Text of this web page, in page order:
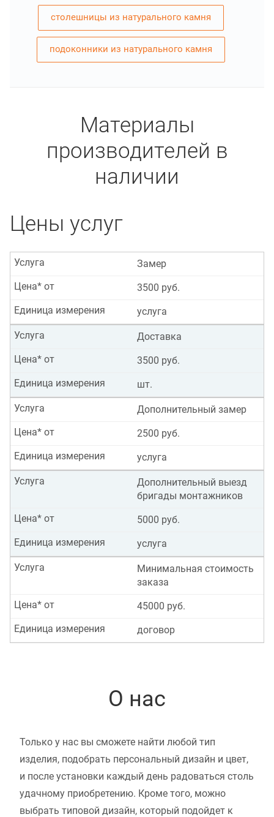
столешницы из натурального камня
подоконники из натурального камня
Материалы
производителей в
наличии
Цены услуг
Замер
Услуга
3500 руб.
Цена* от
услуга
Единица измерения
Доставка
Услуга
3500 руб.
Цена* от
шт.
Единица измерения
Дополнительный замер
Услуга
2500 руб.
Цена* от
услуга
Единица измерения
Дополнительный выезд
бригады монтажников
Услуга
5000 руб.
Цена* от
услуга
Единица измерения
Минимальная стоимость
заказа
Услуга
45000 руб.
Цена* от
договор
Единица измерения
О нас
Только у нас вы сможете найти любой тип
изделия, подобрать персональный дизайн и цвет,
и после установки каждый день радоваться столь
удачному приобретению. Кроме того, можно
выбрать типовой дизайн, который подойдет к